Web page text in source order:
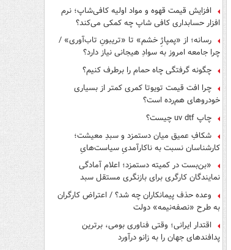
افزایش قیمت قهوه و مواد اولیه کافی‌شاپ؛ نرم
افزار حسابداری کافی شاپ چه کمکی می‌کند؟
رسانه؛ از «پمپاژِ خشم» تا «تریبونِ تاب‌آوری» /
چرا جامعه امروز به سوادِ هیجانی نیاز دارد؟
چگونه گرفتگی چاه حمام را برطرف کنیم؟
چرا افت قیمت تویوتا کمری کمتر از بسیاری
خودروهای هم‌رده است؟
چاپ uv dtf چیست؟
شکافِ عمیق میان دستمزد و سبدِ معیشت؛
کارشناسان نسبت به ناکارآمدیِ سیاست‌هایِ
حمایتی هشدار دادند
«بن‌بست در کمیته دستمزد؛ اعلام آمادگی
نمایندگان کارگری برای بازنگری مستقل سبد
وعده حذف پیمانکاران چه شد؟ / اعتراض کارگران
به طرح «نصفه‌نیمه» دولت
اقتدار ایرانی؛ وقتی فناوری بومی، برترین
پدافندهای جهان را به زانو درآورد